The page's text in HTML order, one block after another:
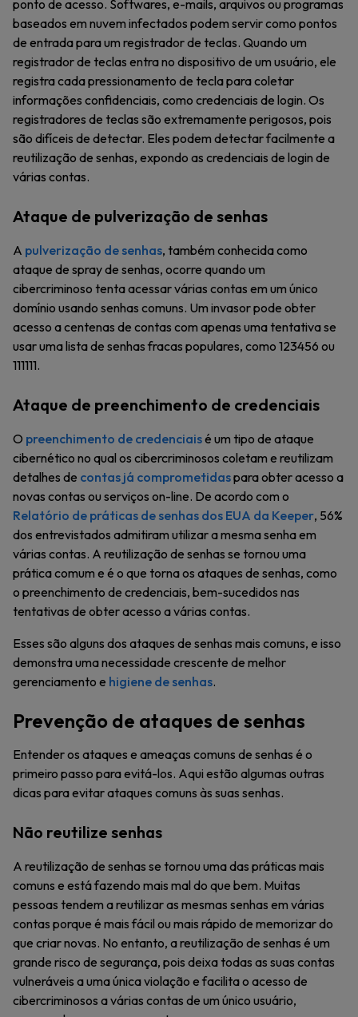
ponto de acesso. Softwares, e-mails, arquivos ou programas
baseados em nuvem infectados podem servir como pontos
de entrada para um registrador de teclas. Quando um
registrador de teclas entra no dispositivo de um usuário, ele
registra cada pressionamento de tecla para coletar
informações confidenciais, como credenciais de login. Os
registradores de teclas são extremamente perigosos, pois
são difíceis de detectar. Eles podem detectar facilmente a
reutilização de senhas, expondo as credenciais de login de
várias contas.
Ataque de pulverização de senhas
A pulverização de senhas, também conhecida como
ataque de spray de senhas, ocorre quando um
cibercriminoso tenta acessar várias contas em um único
domínio usando senhas comuns. Um invasor pode obter
acesso a centenas de contas com apenas uma tentativa se
usar uma lista de senhas fracas populares, como 123456 ou
111111.
Ataque de preenchimento de credenciais
O preenchimento de credenciaisé um tipo de ataque
cibernético no qual os cibercriminosos coletam e reutilizam
detalhes de contas já comprometidaspara obter acesso a
novas contas ou serviços on-line. De acordo com o
Relatório de práticas de senhas dos EUA da Keeper, 56%
dos entrevistados admitiram utilizar a mesma senha em
várias contas. A reutilização de senhas se tornou uma
prática comum e é o que torna os ataques de senhas, como
o preenchimento de credenciais, bem-sucedidos nas
tentativas de obter acesso a várias contas.
Esses são alguns dos ataques de senhas mais comuns, e isso
demonstra uma necessidade crescente de melhor
gerenciamento e higiene de senhas.
Prevenção de ataques de senhas
Entender os ataques e ameaças comuns de senhas é o
primeiro passo para evitá-los. Aqui estão algumas outras
dicas para evitar ataques comuns às suas senhas.
Não reutilize senhas
A reutilização de senhas se tornou uma das práticas mais
comuns e está fazendo mais mal do que bem. Muitas
pessoas tendem a reutilizar as mesmas senhas em várias
contas porque é mais fácil ou mais rápido de memorizar do
que criar novas. No entanto, a reutilização de senhas é um
grande risco de segurança, pois deixa todas as suas contas
vulneráveis a uma única violação e facilita o acesso de
cibercriminosos a várias contas de um único usuário,